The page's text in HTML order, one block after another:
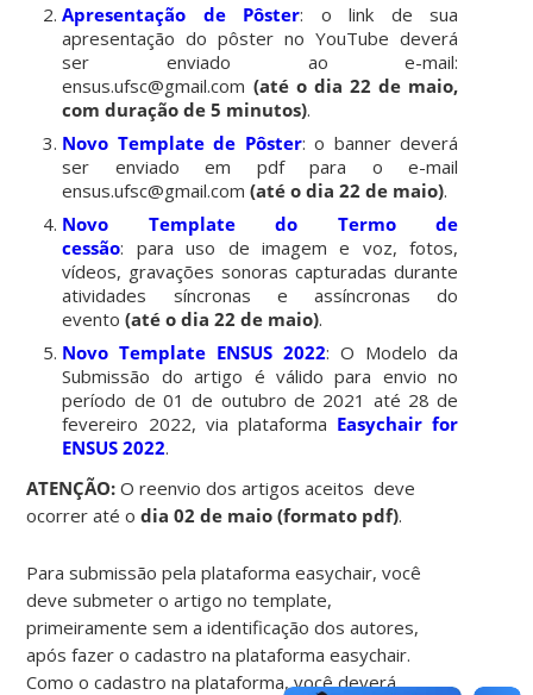
Apresentação de Pôster: o link de sua
apresentação do pôster no YouTube deverá
ser enviado ao e-mail:
ensus.ufsc@gmail.com (até o dia 22 de maio,
com duração de 5 minutos).
Novo Template de Pôster: o banner deverá
ser enviado em pdf para o e-mail
ensus.ufsc@gmail.com(até o dia 22 de maio).
Novo Template do Termo de
cessão: para uso de imagem e voz, fotos,
vídeos, gravações sonoras capturadas durante
atividades síncronas e assíncronas do
evento(até o dia 22 de maio).
Novo Template ENSUS 2022: O Modelo da
Submissão do artigo é válido para envio no
período de 01 de outubro de 2021 até 28 de
fevereiro 2022, via plataforma Easychair for
ENSUS 2022.
ATENÇÃO: O reenvio dos artigos aceitos deve
ocorrer até o dia 02 de maio (formato pdf).
Para submissão pela plataforma easychair, você
deve submeter o artigo no template,
primeiramente sem a identificação dos autores,
após fazer o cadastro na plataforma easychair.
Como o cadastro na plataforma, você deverá